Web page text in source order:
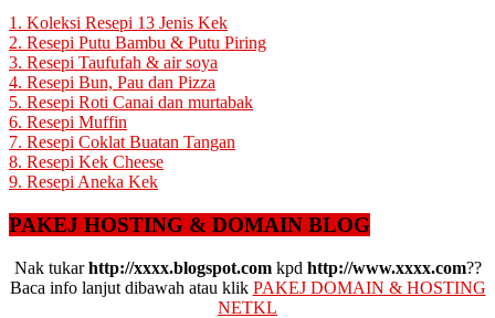
1. Koleksi Resepi 13 Jenis Kek
2. Resepi Putu Bambu & Putu Piring
3. Resepi Taufufah & air soya
4. Resepi Bun, Pau dan Pizza
5. Resepi Roti Canai dan murtabak
6. Resepi Muffin
7. Resepi Coklat Buatan Tangan
8. Resepi Kek Cheese
9. Resepi Aneka Kek
PAKEJ HOSTING & DOMAIN BLOG
Nak tukarhttp://xxxx.blogspot.comkpd http://www.xxxx.com??
Baca info lanjut dibawah atau klik PAKEJ DOMAIN & HOSTING
NETKL